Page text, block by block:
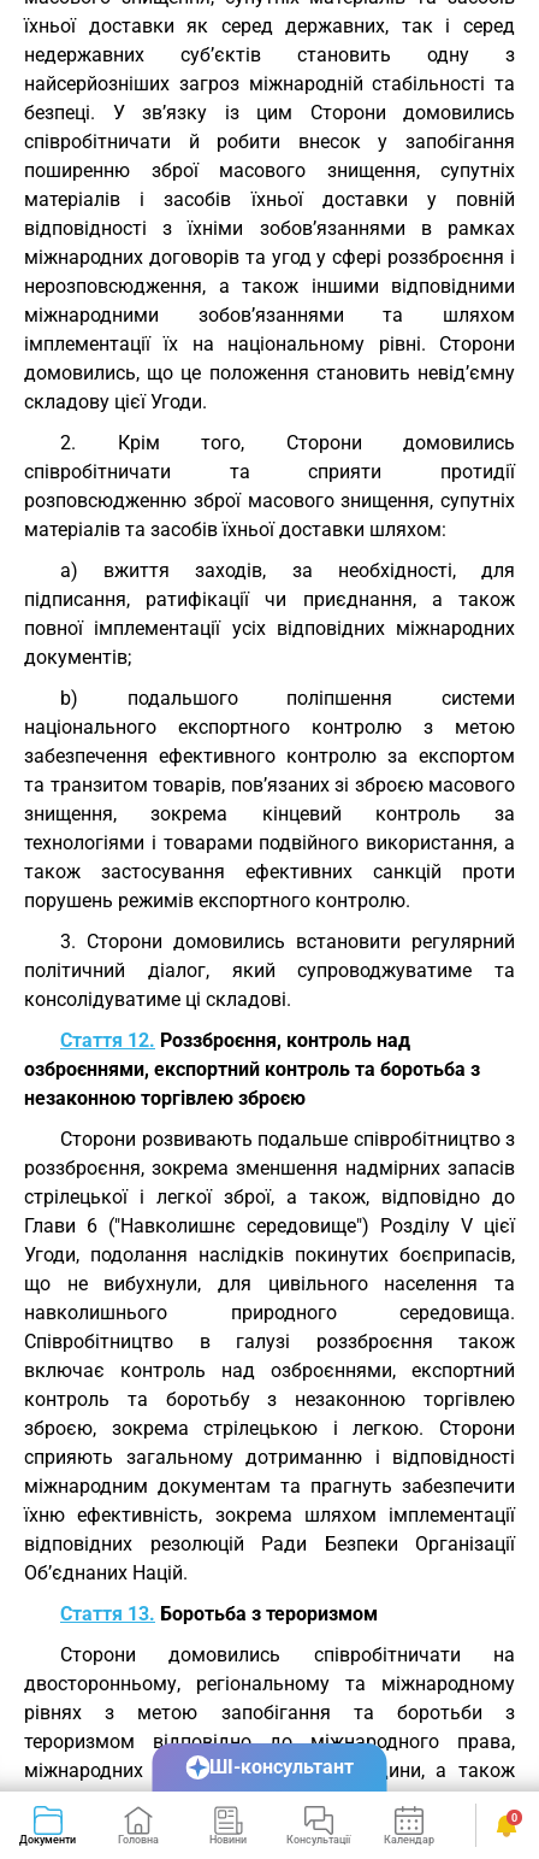
їхньої доставки як серед державних, так і серед
недержавних суб’єктів становить одну з
найсерйозніших загроз міжнародній стабільності та
безпеці. У зв’язку із цим Сторони домовились
співробітничати й робити внесок у запобігання
поширенню зброї масового знищення, супутніх
матеріалів і засобів їхньої доставки у повній
відповідності з їхніми зобов’язаннями в рамках
міжнародних договорів та угод у сфері роззброєння і
нерозповсюдження, а також іншими відповідними
міжнародними зобов’язаннями та шляхом
імплементації їх на національному рівні. Сторони
домовились, що це положення становить невід’ємну
складову цієї Угоди.
2. Крім того, Сторони домовились
співробітничати та сприяти протидії
розповсюдженню зброї масового знищення, супутніх
матеріалів та засобів їхньої доставки шляхом:
a) вжиття заходів, за необхідності, для
підписання, ратифікації чи приєднання, а також
повної імплементації усіх відповідних міжнародних
документів;
b) подальшого поліпшення системи
національного експортного контролю з метою
забезпечення ефективного контролю за експортом
та транзитом товарів, пов’язаних зі зброєю масового
знищення, зокрема кінцевий контроль за
технологіями і товарами подвійного використання, а
також застосування ефективних санкцій проти
порушень режимів експортного контролю.
3. Сторони домовились встановити регулярний
політичний діалог, який супроводжуватиме та
консолідуватиме ці складові.
Стаття 12. Роззброєння, контроль над
озброєннями, експортний контроль та боротьба з
незаконною торгівлею зброєю
Сторони розвивають подальше співробітництво з
роззброєння, зокрема зменшення надмірних запасів
стрілецької і легкої зброї, а також, відповідно до
Глави 6 ("Навколишнє середовище") Розділу V цієї
Угоди, подолання наслідків покинутих боєприпасів,
що не вибухнули, для цивільного населення та
навколишнього природного середовища.
Співробітництво в галузі роззброєння також
включає контроль над озброєннями, експортний
контроль та боротьбу з незаконною торгівлею
зброєю, зокрема стрілецькою і легкою. Сторони
сприяють загальному дотриманню і відповідності
міжнародним документам та прагнуть забезпечити
їхню ефективність, зокрема шляхом імплементації
відповідних резолюцій Ради Безпеки Організації
Об’єднаних Націй.
Стаття 13. Боротьба з тероризмом
Сторони домовились співробітничати на
двосторонньому, регіональному та міжнародному
рівнях з метою запобігання та боротьби з
тероризмом відповідно до міжнародного права,
міжнародних норм у сфері прав людини, а також
відповідно до гуманітарного права та норм права,
що регулюють статус біженців.
Документи Головна Новини Консультації Календар Сервіси
0
ШІ-консультант